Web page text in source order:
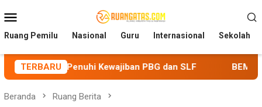
ke
kontenMobile
Ruang Pemilu Nasional Guru Internasional Sekolah
TERBARU
Kewajiban PBG dan SLF BEM Nusantara Priangan
Beranda Ruang Berita